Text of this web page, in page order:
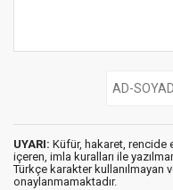
UYARI: Küfür, hakaret, rencide
içeren, imla kuralları ile
Türkçe karakter kullanılmayan
onaylanmamaktadır.